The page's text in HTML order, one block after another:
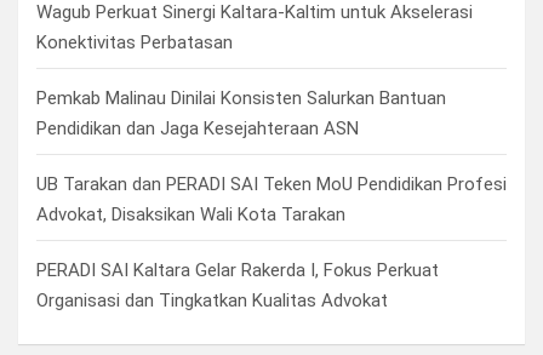
Wagub Perkuat Sinergi Kaltara-Kaltim untuk Akselerasi
Konektivitas Perbatasan
Pemkab Malinau Dinilai Konsisten Salurkan Bantuan
Pendidikan dan Jaga Kesejahteraan ASN
UB Tarakan dan PERADI SAI Teken MoU Pendidikan Profesi
Advokat, Disaksikan Wali Kota Tarakan
PERADI SAI Kaltara Gelar Rakerda I, Fokus Perkuat
Organisasi dan Tingkatkan Kualitas Advokat